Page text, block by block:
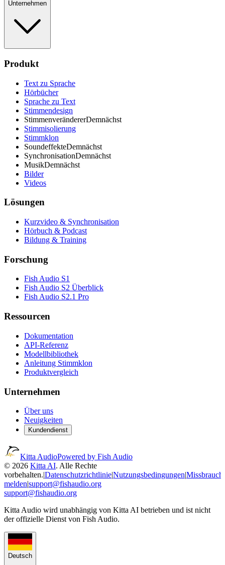
Unternehmen
Produkt
Text zu Sprache
Hörbücher
Sprache zu Text
Stimmendesign
StimmenverändererDemnächst
Stimmisolierung
Stimmklon
SoundeffekteDemnächst
SynchronisationDemnächst
MusikDemnächst
Bilder
Videos
Lösungen
Kurzvideo & Synchronisation
Hörbuch & Podcast
Bildung & Training
Forschung
Fish Audio S1
Fish Audio S2 Überblick
Fish Audio S2.1 Pro
Ressourcen
Dokumentation
API-Referenz
Modellbibliothek
Anleitung Stimmklon
Produktvergleich
Unternehmen
Über uns
Neuigkeiten
Kundendienst
Kitta AudioPowered by Fish Audio
© 2026 Kitta AI. Alle Rechte
vorbehalten.|Datenschutzrichtlinie|Nutzungsbedingungen|Missbrauch
melden|support@fishaudio.org
support@fishaudio.org
Kitta Audio wird unabhängig von Kitta AI betrieben und ist nicht
der offizielle Dienst von Fish Audio.
Deutsch